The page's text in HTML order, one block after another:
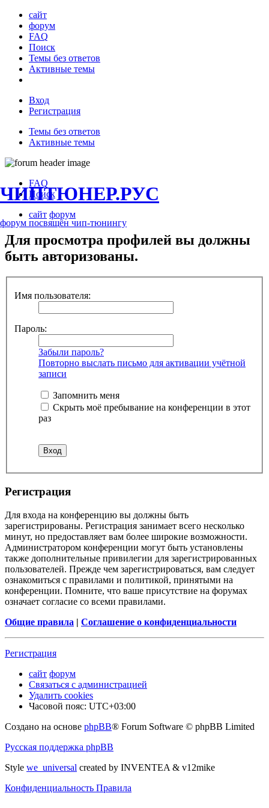
сайт
форум
FAQ
Поиск
Темы без ответов
Активные темы
Вход
Регистрация
Темы без ответов
Активные темы
ЧИПТЮНЕР.РУС
форум посвящён чип-тюнингу
FAQ
Поиск
сайт форум
Для просмотра профилей вы должны
быть авторизованы.
Имя пользователя:
Пароль:
Забыли пароль?
Повторно выслать письмо для активации учётной
записи
Запомнить меня
Скрыть моё пребывание на конференции в этот
раз
Регистрация
Для входа на конференцию вы должны быть
зарегистрированы. Регистрация занимает всего несколько
минут, но предоставляет вам более широкие возможности.
Администратором конференции могут быть установлены
также дополнительные привилегии для зарегистрированных
пользователей. Прежде чем зарегистрироваться, вам следует
ознакомиться с правилами и политикой, принятыми на
конференции. Помните, что ваше присутствие на форумах
означает согласие со всеми правилами.
Общие правила | Соглашение о конфиденциальности
Регистрация
сайт форум
Связаться с администрацией
Удалить cookies
Часовой пояс: UTC+03:00
Создано на основе phpBB® Forum Software © phpBB Limited
Русская поддержка phpBB
Style we_universal created by INVENTEA & v12mike
Конфиденциальность Правила